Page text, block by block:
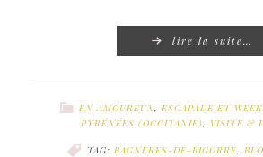
lire la suite…
EN AMOUREUX ESCAPADE ET
PYRÉNÉES (OCCITANIE)
VISITE &
TAG: BAGNERES-DE-BIGORRE,